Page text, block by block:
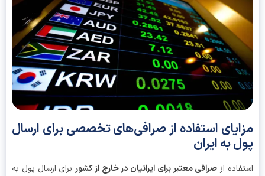
استفاده از صرافی‌های تخصصی برای ارسال
به ایران
ازصرافی معتبر برای ایرانیان در خارج از کشوربرای ارسال پول به